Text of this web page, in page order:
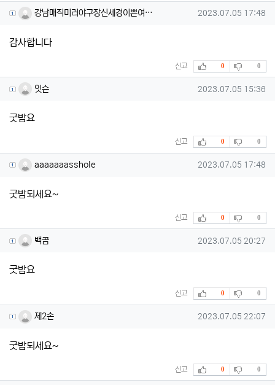
강남매직미러야구장신세경이쁜여실
강남매직미러야구장신세경이쁜여… 작성일
2023.07.05 17:48
감사합니다
신고 추천
0 비추천
0
잇슨님의 댓글
잇슨 작성일
2023.07.05 15:36
굿밤요
신고 추천
0 비추천
0
aaaaaaasshole님의 댓글
aaaaaaasshole 작성일
2023.07.05 17:48
굿밤되세요~
신고 추천
0 비추천
0
백곰님의 댓글
백곰 작성일
2023.07.05 20:27
굿밤요
신고 추천
0 비추천
0
제2손님의 댓글
제2손 작성일
2023.07.05 22:07
굿밤되세요~
신고 추천
0 비추천
0